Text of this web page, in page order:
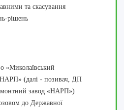
та скасування
рішень
«Миколаївський
(далі - позивач, ДП
завод «НАРП»)
до Державної